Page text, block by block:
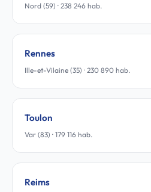
Nord (59) · 238 246 hab.
Rennes
Ille-et-Vilaine (35) · 230 890 hab.
Toulon
Var (83) · 179 116 hab.
Reims